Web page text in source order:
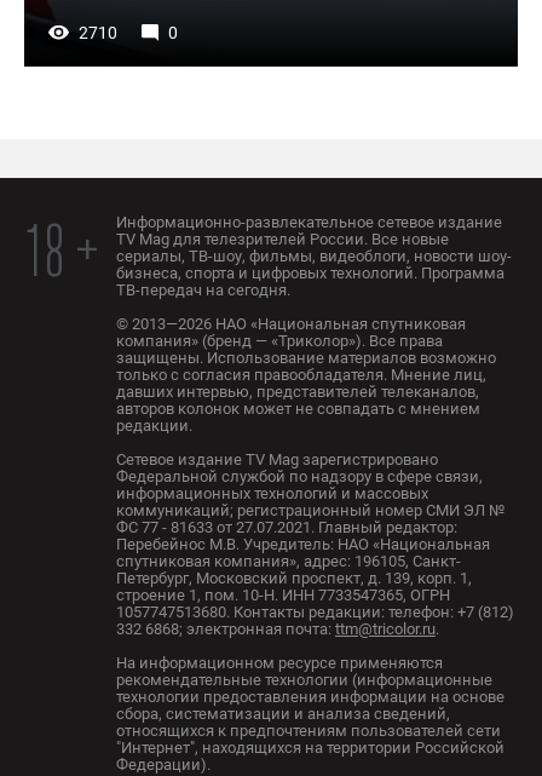
2710 0
18 +
Информационно-развлекательное сетевое издание
TV Mag для телезрителей России. Все новые
сериалы, ТВ-шоу, фильмы, видеоблоги, новости шоу-
бизнеса, спорта и цифровых технологий. Программа
ТВ-передач на сегодня.
© 2013—2026 НАО «Национальная спутниковая
компания» (бренд — «Триколор»). Все права
защищены. Использование материалов возможно
только с согласия правообладателя. Мнение лиц,
давших интервью, представителей телеканалов,
авторов колонок может не совпадать с мнением
редакции.
Сетевое издание TV Mag зарегистрировано
Федеральной службой по надзору в сфере связи,
информационных технологий и массовых
коммуникаций; регистрационный номер СМИ ЭЛ №
ФС 77 - 81633 от 27.07.2021. Главный редактор:
Перебейнос М.В. Учредитель: НАО «Национальная
спутниковая компания», адрес: 196105, Санкт-
Петербург, Московский проспект, д. 139, корп. 1,
строение 1, пом. 10-Н. ИНН 7733547365, ОГРН
1057747513680. Контакты редакции: телефон: +7 (812)
332 6868; электронная почта: ttm@tricolor.ru.
На информационном ресурсе применяются
рекомендательные технологии (информационные
технологии предоставления информации на основе
сбора, систематизации и анализа сведений,
относящихся к предпочтениям пользователей сети
"Интернет", находящихся на территории Российской
Федерации).